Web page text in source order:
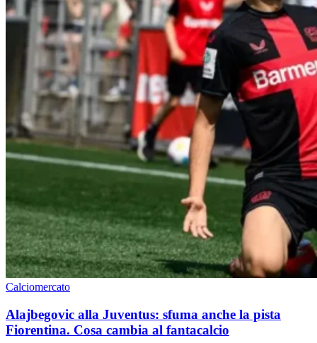
Calciomercato
Alajbegovic alla Juventus: sfuma anche la pista
Fiorentina. Cosa cambia al fantacalcio